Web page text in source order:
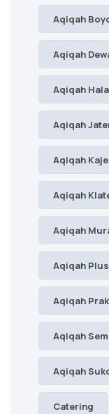
Aqiqah
Aqiqah
Aqiqah
Aqiqah
Aqiqah
Aqiqah
Aqiqah
Aqiqah Plus
Aqiqah
Aqiqah
Aqiqah
Catering